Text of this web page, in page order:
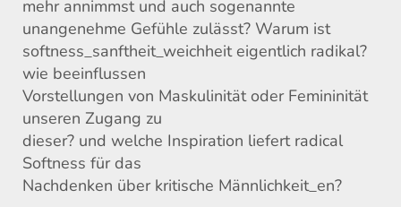
mehr annimmst und auch sogenannte
unangenehme Gefühle zulässt? Warum ist
softness_sanftheit_weichheit eigentlich radikal?
wie beeinflussen
Vorstellungen von Maskulinität oder Femininität
unseren Zugang zu
dieser? und welche Inspiration liefert radical
Softness für das
Nachdenken über kritische Männlichkeit_en?